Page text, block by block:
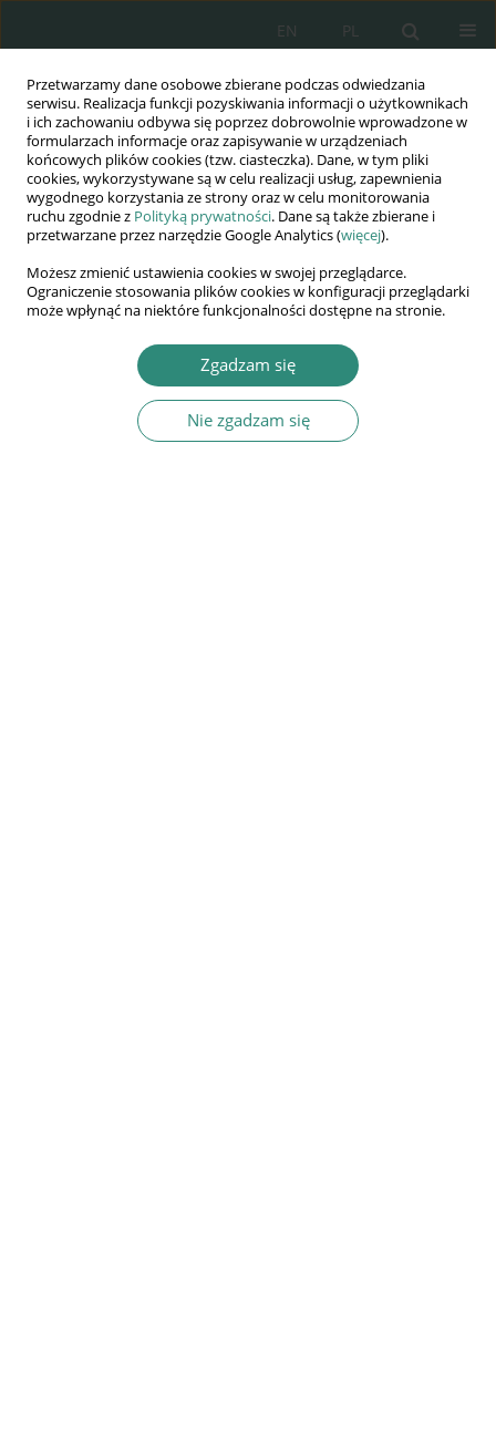
Przetwarzamy dane osobowe zbierane podczas odwiedzania
serwisu. Realizacja funkcji pozyskiwania informacji o użytkownikach
i ich zachowaniu odbywa się poprzez dobrowolnie wprowadzone w
formularzach informacje oraz zapisywanie w urządzeniach
końcowych plików cookies (tzw. ciasteczka). Dane, w tym pliki
cookies, wykorzystywane są w celu realizacji usług, zapewnienia
wygodnego korzystania ze strony oraz w celu monitorowania
ruchu zgodnie z Polityką prywatności. Dane są także zbierane i
przetwarzane przez narzędzie Google Analytics (więcej).
Możesz zmienić ustawienia cookies w swojej przeglądarce.
Ograniczenie stosowania plików cookies w konfiguracji przeglądarki
może wpłynąć na niektóre funkcjonalności dostępne na stronie.
Zgadzam się
Nie zgadzam się
PL
EN
Wydawnictwo
AWSGE
Akademia Nauk Stosowanych
WSGE
im. Alcide De Gasperi
Bożena Matusiak
Inteligentne sieci rozdzielcze i energetyka